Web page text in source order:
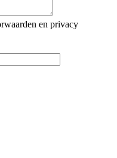
en privacy